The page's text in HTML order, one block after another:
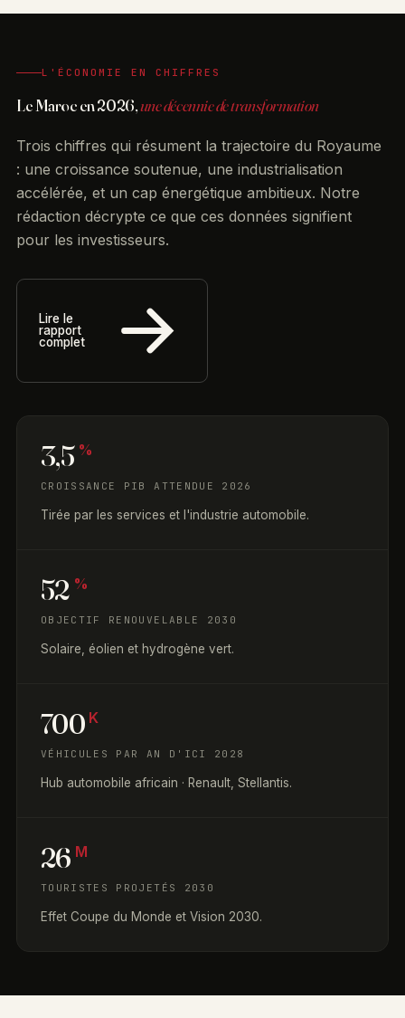
L'ÉCONOMIE EN CHIFFRES
Le Maroc en 2026,une décennie de transformation
Trois chiffres qui résument la trajectoire du Royaume
: une croissance soutenue, une industrialisation
accélérée, et un cap énergétique ambitieux. Notre
rédaction décrypte ce que ces données signifient
pour les investisseurs.
Lire le
rapport
complet
3,5 %
CROISSANCE PIB ATTENDUE 2026
Tirée par les services et l'industrie automobile.
52 %
OBJECTIF RENOUVELABLE 2030
Solaire, éolien et hydrogène vert.
700 K
VÉHICULES PAR AN D'ICI 2028
Hub automobile africain · Renault, Stellantis.
26 M
TOURISTES PROJETÉS 2030
Effet Coupe du Monde et Vision 2030.